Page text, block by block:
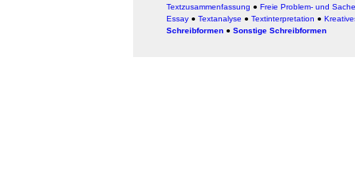
Textzusammenfassung ● Freie Problem- und
Essay ● Textanalyse ● Textinterpretation ●
Schreibformen ● Sonstige Schreibformen